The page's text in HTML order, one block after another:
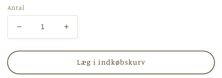
Antal
Reducer
antallet
for
-
Øg
antallet
for
Holmm
-
Læg i indkøbskurv